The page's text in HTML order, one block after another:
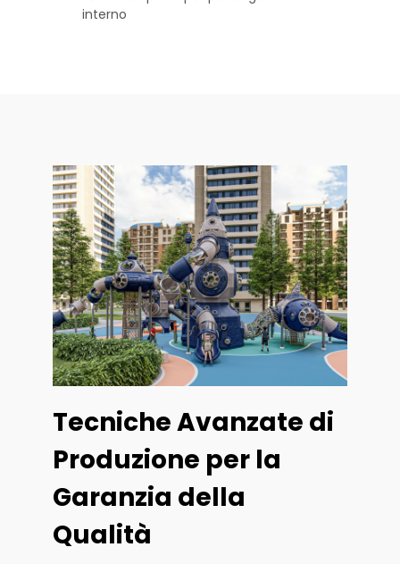
interno
Tecniche Avanzate di
Produzione per la
Garanzia della
Qualità